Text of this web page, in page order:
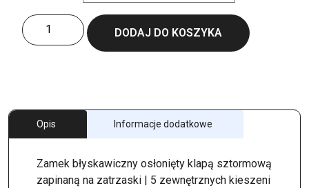
ilość
Unisex
DODAJ DO KOSZYKA
Opis Informacje dodatkowe
Zamek błyskawiczny osłonięty klapą sztormową
zapinaną na zatrzaski | 5 zewnętrznych kieszeni